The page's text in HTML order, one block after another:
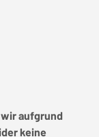
aufgrund
keine